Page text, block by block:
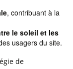
, contribuant à la
le soleil et les
usagers du site.
de